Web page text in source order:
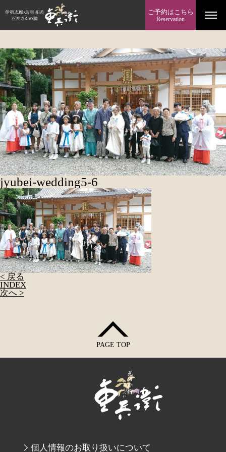
ご予約はこちら
Reservation
jyubei-wedding5-6
< 戻る
INDEX
次へ >
PAGE TOP
個人情報のお取り扱いについて